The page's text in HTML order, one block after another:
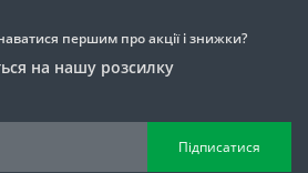
першим про акції і знижки?
на нашу розсилку
Підписатися